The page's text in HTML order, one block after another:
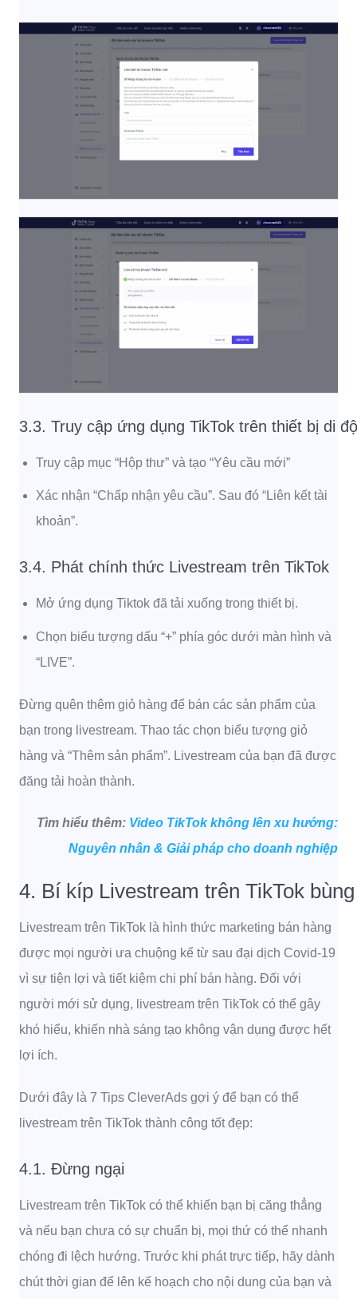
3.3. Truy cập ứng dụng TikTok trên thiết bị di
Truy cập mục “Hộp thư” và tạo “Yêu cầu mới”
Xác nhận “Chấp nhận yêu cầu”. Sau đó “Liên kết tài
khoản”.
3.4. Phát chính thức Livestream trên TikTok
Mở ứng dụng Tiktok đã tải xuống trong thiết bị.
Chọn biểu tượng dấu “+” phía góc dưới màn hình và
“LIVE”.
Đừng quên thêm giỏ hàng để bán các sản phẩm của
bạn trong livestream. Thao tác chọn biểu tượng giỏ
hàng và “Thêm sản phẩm”. Livestream của bạn đã được
đăng tải hoàn thành.
Tìm hiểu thêm: Video TikTok không lên xu hướng:
Nguyên nhân & Giải pháp cho doanh nghiệp
4. Bí kíp Livestream trên TikTok
Livestream trên TikTok là hình thức marketing bán hàng
được mọi người ưa chuộng kể từ sau đại dịch Covid-19
vì sự tiện lợi và tiết kiệm chi phí bán hàng. Đối với
người mới sử dụng, livestream trên TikTok có thể gây
khó hiểu, khiến nhà sáng tạo không vận dụng được hết
lợi ích.
Dưới đây là 7 Tips CleverAds gợi ý để bạn có thể
livestream trên TikTok thành công tốt đẹp:
4.1. Đừng ngại
Livestream trên TikTok có thể khiến bạn bị căng thẳng
và nếu bạn chưa có sự chuẩn bị, mọi thứ có thể nhanh
chóng đi lệch hướng. Trước khi phát trực tiếp, hãy dành
chút thời gian để lên kế hoạch cho nội dung của bạn và